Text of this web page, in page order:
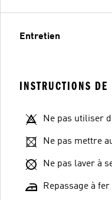
Entretien
INSTRUCTIONS DE
Ne pas utiliser
Ne pas mettre
Ne pas laver à
Repassage à fer